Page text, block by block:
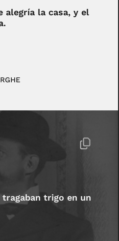
alegría la casa, y el
trigo en un